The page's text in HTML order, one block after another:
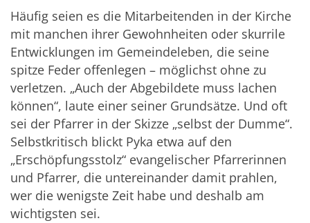
Häufig seien es die Mitarbeitenden in der Kirche
mit manchen ihrer Gewohnheiten oder skurrile
Entwicklungen im Gemeindeleben, die seine
spitze Feder offenlegen – möglichst ohne zu
verletzen. „Auch der Abgebildete muss lachen
können“, laute einer seiner Grundsätze. Und oft
sei der Pfarrer in der Skizze „selbst der Dumme“.
Selbstkritisch blickt Pyka etwa auf den
„Erschöpfungsstolz“ evangelischer Pfarrerinnen
und Pfarrer, die untereinander damit prahlen,
wer die wenigste Zeit habe und deshalb am
wichtigsten sei.